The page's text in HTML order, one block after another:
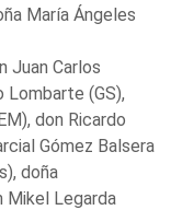
María Ángeles
Juan Carlos
Lombarte (GS),
don Ricardo
Gómez Balsera
doña
Mikel Legarda